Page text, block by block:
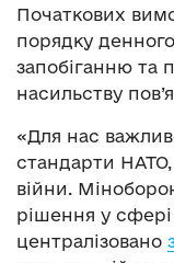
Початкових
порядку
запобіганню та
насильству
«Для нас
стандарти
війни.
рішення у сфері
централізовано